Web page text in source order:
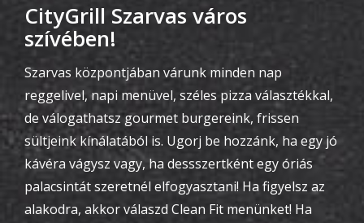
CityGrill Szarvas város
szívében!
Szarvas központjában várunk minden nap
reggelivel, napi menüvel, széles pizza választékkal,
de válogathatsz gourmet burgereink, frissen
sültjeink kínálatából is. Ugorj be hozzánk, ha egy jó
kávéra vágysz vagy, ha dessszertként egy óriás
palacsintát szeretnél elfogyasztani! Ha figyelsz az
alakodra, akkor válaszd Clean Fit menünket! Ha